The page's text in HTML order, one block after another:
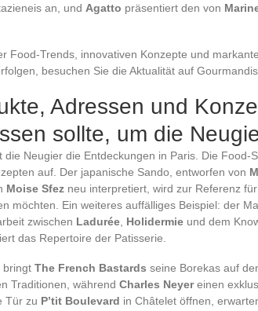
an, und Agatto präsentiert den von
Food-Trends, innovativen Konzepte und
besuchen Sie die Aktualität auf
Adressen und
sollte, um die
die Neugier die Entdeckungen in Paris. Die Food-
auf. Der japanische Sando, entworfen von
Moise Sfez neu interpretiert, wird zur Referenz
möchten. Ein weiteres auffälliges Beispiel: der
zwischen Ladurée Holidermie und dem
das Repertoire der Patisserie.
bringt The French Bastards seine Borekas auf
Traditionen, während Charles Neyereinen
Tür zu P’tit Boulevard in Châtelet öffnen,